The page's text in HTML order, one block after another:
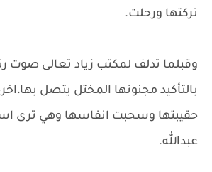
تركتها ورحلت.
وقبلما تدلف لمكتب زياد تعالى صوت
بالتأكيد مجنونها المختل يتصل
حقيبتها وسحبت انفاسها وهي ترى
عبدالله.